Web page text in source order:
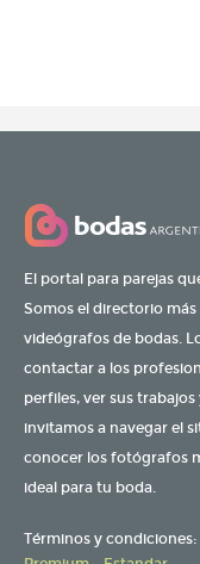
El portal para parejas
Somos el directorio
videógrafos de bodas.
contactar a los
perfiles, ver sus
invitamos a navegar el
conocer los fotógrafos
ideal para tu boda.
Términos y condiciones: